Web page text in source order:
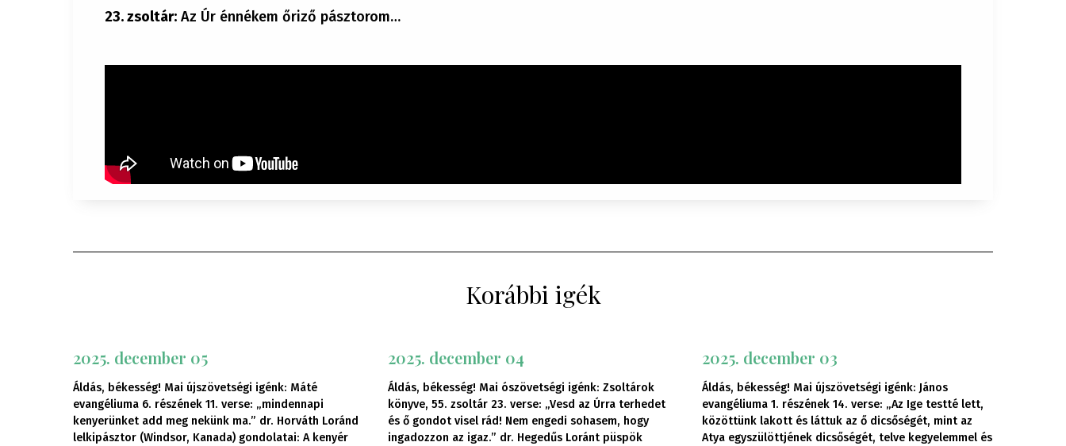
23. zsoltár: Az Úr énnékem őriző pásztorom…
Korábbi igék
2025. december 05
Áldás, békesség! Mai újszövetségi igénk: Máté
evangéliuma 6. részének 11. verse: „mindennapi
kenyerünket add meg nekünk ma.” dr. Horváth Loránd
lelkipásztor (Windsor, Kanada) gondolatai: A kenyér
2025. december 04
Áldás, békesség! Mai ószövetségi igénk: Zsoltárok
könyve, 55. zsoltár 23. verse: „Vesd az Úrra terhedet
és ő gondot visel rád! Nem engedi sohasem, hogy
ingadozzon az igaz.” dr. Hegedűs Loránt püspök
2025. december 03
Áldás, békesség! Mai újszövetségi igénk: János
evangéliuma 1. részének 14. verse: „Az Ige testté lett,
közöttünk lakott és láttuk az ő dicsőségét, mint az
Atya egyszülöttjének dicsőségét, telve kegyelemmel és